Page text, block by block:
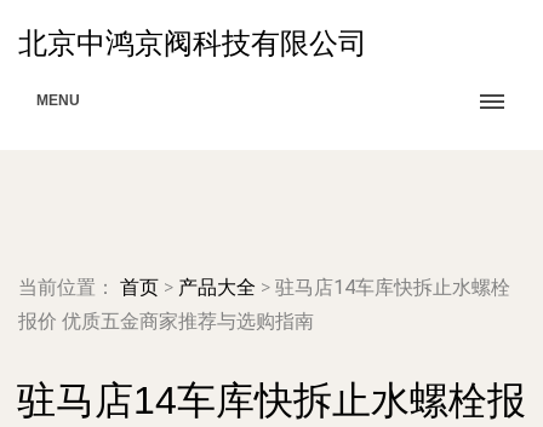
北京中鸿京阀科技有限公司
MENU
当前位置： 首页 > 产品大全 > 驻马店14车库快拆止水螺栓
报价 优质五金商家推荐与选购指南
驻马店14车库快拆止水螺栓报